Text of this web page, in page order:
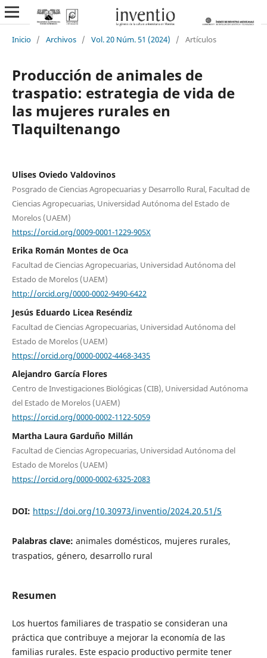
Inicio / Archivos / Vol. 20 Núm. 51 (2024) / Artículos
Producción de animales de
traspatio: estrategia de vida de
las mujeres rurales en
Tlaquiltenango
Ulises Oviedo Valdovinos
Posgrado de Ciencias Agropecuarias y Desarrollo Rural, Facultad de
Ciencias Agropecuarias, Universidad Autónoma del Estado de
Morelos (UAEM)
https://orcid.org/0009-0001-1229-905X
Erika Román Montes de Oca
Facultad de Ciencias Agropecuarias, Universidad Autónoma del
Estado de Morelos (UAEM)
http://orcid.org/0000-0002-9490-6422
Jesús Eduardo Licea Reséndiz
Facultad de Ciencias Agropecuarias, Universidad Autónoma del
Estado de Morelos (UAEM)
https://orcid.org/0000-0002-4468-3435
Alejandro García Flores
Centro de Investigaciones Biológicas (CIB), Universidad Autónoma
del Estado de Morelos (UAEM)
https://orcid.org/0000-0002-1122-5059
Martha Laura Garduño Millán
Facultad de Ciencias Agropecuarias, Universidad Autónoma del
Estado de Morelos (UAEM)
https://orcid.org/0000-0002-6325-2083
DOI: https://doi.org/10.30973/inventio/2024.20.51/5
Palabras clave: animales domésticos, mujeres rurales,
traspatios, género, desarrollo rural
Resumen
Los huertos familiares de traspatio se consideran una
práctica que contribuye a mejorar la economía de las
familias rurales. Este espacio productivo permite tener